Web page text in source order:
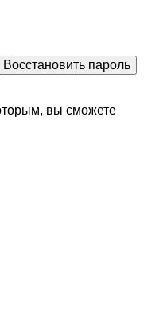
вы сможете